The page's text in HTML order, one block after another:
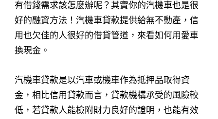
有借錢需求該怎麼辦呢？其實你的汽機車也是很
好的融資方法！汽機車貸款提供給無不動產，信
用也欠佳的人很好的借貸管道，來看如何用愛車
換現金。
汽機車貸款是以汽車或機車作為抵押品取得資
金，相比信用貸款而言，貸款機構承受的風險較
低，若貸款人能檢附財力良好的證明，也能有效